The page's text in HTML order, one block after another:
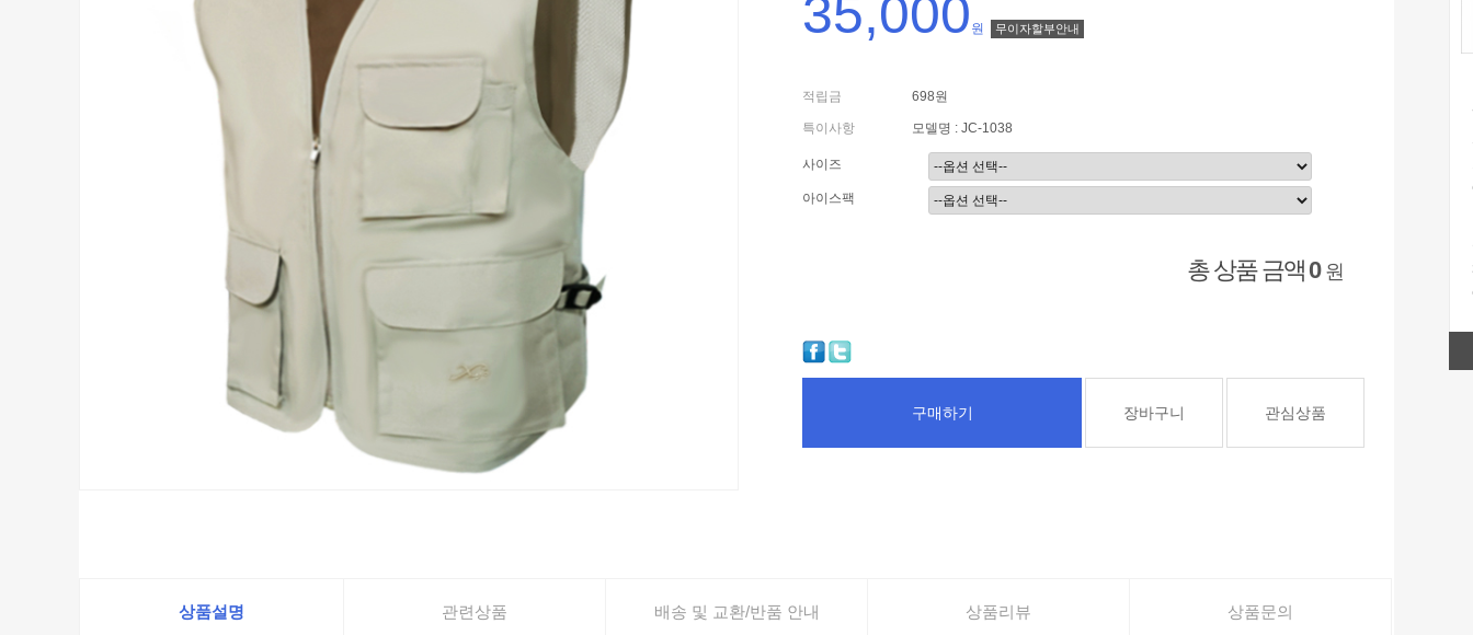
35,000 원 무이자할부안내
적립금 698원
특이사항 모델명 : JC-1038
사이즈
아이스팩
총 상품 금액 0 원
구매하기 장바구니 관심상품
상품설명 관련상품 배송 및 교환/반품 안내 상품리뷰 상품문의